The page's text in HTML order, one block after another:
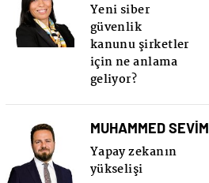
Yeni siber
güvenlik
kanunu şirketler
için ne anlama
geliyor?
MUHAMMED SEVİM
Yapay zekanın
yükselişi